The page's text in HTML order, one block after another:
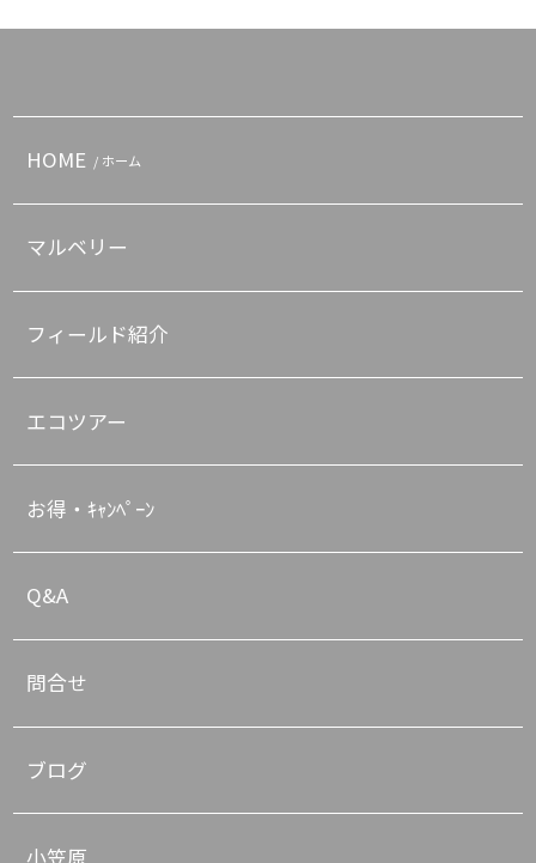
HOME / ホーム
マルベリー
フィールド紹介
エコツアー
お得・ｷｬﾝﾍﾟｰﾝ
Q&A
問合せ
ブログ
小笠原